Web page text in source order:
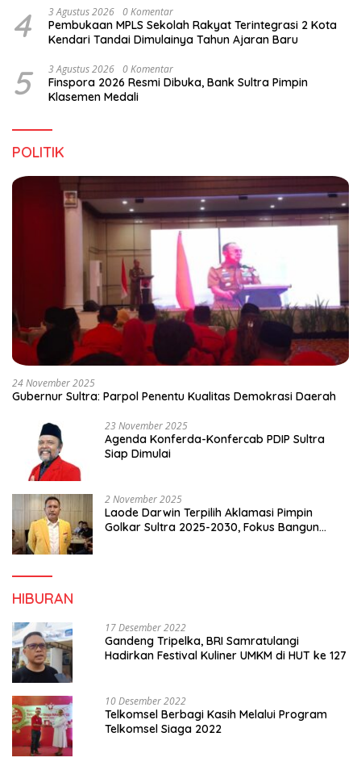
4 3 Agustus 2026 0 Komentar
Pembukaan MPLS Sekolah Rakyat Terintegrasi 2 Kota
Kendari Tandai Dimulainya Tahun Ajaran Baru
5 3 Agustus 2026 0 Komentar
Finspora 2026 Resmi Dibuka, Bank Sultra Pimpin
Klasemen Medali
POLITIK
24 November 2025
Gubernur Sultra: Parpol Penentu Kualitas Demokrasi Daerah
23 November 2025
Agenda Konferda-Konfercab PDIP Sultra
Siap Dimulai
2 November 2025
Laode Darwin Terpilih Aklamasi Pimpin
Golkar Sultra 2025-2030, Fokus Bangun
HIBURAN
17 Desember 2022
Gandeng Tripelka, BRI Samratulangi
Hadirkan Festival Kuliner UMKM di HUT ke 127
10 Desember 2022
Telkomsel Berbagi Kasih Melalui Program
Telkomsel Siaga 2022